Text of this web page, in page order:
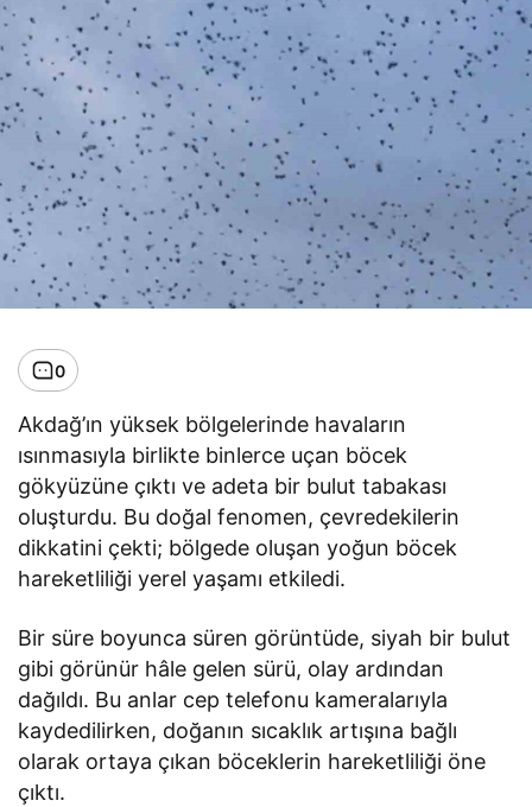
0
Akdağ’ın yüksek bölgelerinde havaların
ısınmasıyla birlikte binlerce uçan böcek
gökyüzüne çıktı ve adeta bir bulut tabakası
oluşturdu. Bu doğal fenomen, çevredekilerin
dikkatini çekti; bölgede oluşan yoğun böcek
hareketliliği yerel yaşamı etkiledi.
Bir süre boyunca süren görüntüde, siyah bir bulut
gibi görünür hâle gelen sürü, olay ardından
dağıldı. Bu anlar cep telefonu kameralarıyla
kaydedilirken, doğanın sıcaklık artışına bağlı
olarak ortaya çıkan böceklerin hareketliliği öne
çıktı.